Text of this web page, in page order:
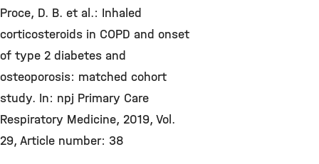
Proce, D. B. et al.: Inhaled
corticosteroids in COPD and onset
of type 2 diabetes and
osteoporosis: matched cohort
study. In: npj Primary Care
Respiratory Medicine, 2019, Vol.
29, Article number: 38